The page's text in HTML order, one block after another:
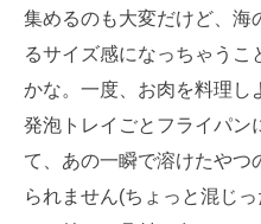
集めるのも大変だけど、海
るサイズ感になっちゃう
かな。一度、お肉を料理し
発泡トレイごとフライパン
て、あの一瞬で溶けたやつ
られません(ちょっと混じ